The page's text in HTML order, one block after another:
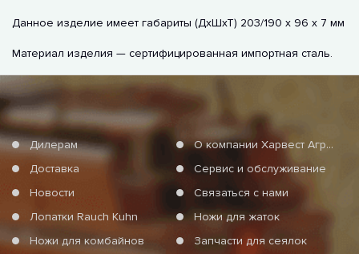
Данное изделие имеет габариты (ДхШхТ) 203/190 х 96 х 7 мм
Материал изделия — сертифицированная импортная сталь.
Дилерам
О компании Харвест Агро Груп
Доставка
Сервис и обслуживание
Новости
Связаться с нами
Лопатки Rauch Kuhn
Ножи для жаток
Ножи для комбайнов
Запчасти для сеялок